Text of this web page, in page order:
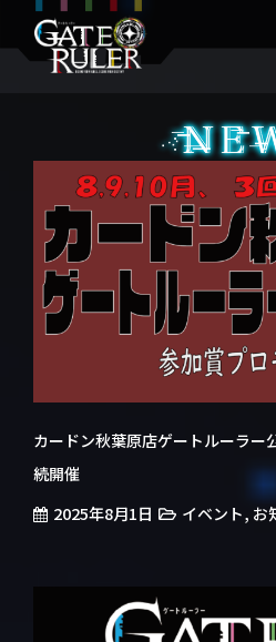
カードン秋葉原店ゲートルーラ
続開催
2025年8月1日 イベント, お